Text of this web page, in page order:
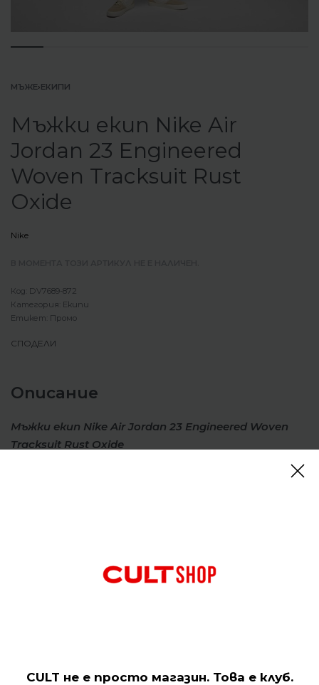
МЪЖЕ›ЕКИПИ
Мъжки екип Nike Air
Jordan 23 Engineered
Woven Tracksuit Rust
Oxide
Nike
DV7689-872
Категория: Екипи
Етикет: Промо
СПОДЕЛИ
Описание
Мъжки екип Nike Air Jordan 23 Engineered Woven
Tracksuit Rust Oxide
Плетената лента на коленете е фино намигване
към диамантените къси панталони на Джордан,
CULT не е просто магазин. Това е клуб.